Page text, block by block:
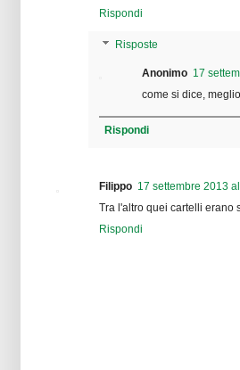
Rispondi
Risposte
Anonimo 17
come si dice,
Rispondi
Filippo 17 settembre 2013
Tra l'altro quei cartelli erano
Rispondi